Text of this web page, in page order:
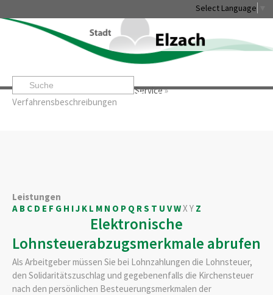
Select Language
Startseite» »Service»
Verfahrensbeschreibungen
Leben & Erleben Rathaus & Service
Leistungen
A B C D E F G H IJ K L M N O P Q RS T U VWXY Z
Elektronische
Lohnsteuerabzugsmerkmale abrufen
Als Arbeitgeber müssen Sie bei Lohnzahlungen die Lohnsteuer,
den Solidaritätszuschlag und gegebenenfalls die Kirchensteuer
nach den persönlichen Besteuerungsmerkmalen der